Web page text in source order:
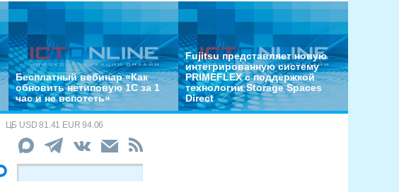
Бесплатный вебинар «Как
обновить нетиповую 1С за 1
час и не вспотеть»
Fujitsu представляет новую
интегрированную систему
PRIMEFLEX с поддержкой
технологии Storage Spaces
Direct
ЦБ USD 81.41 EUR 94.06